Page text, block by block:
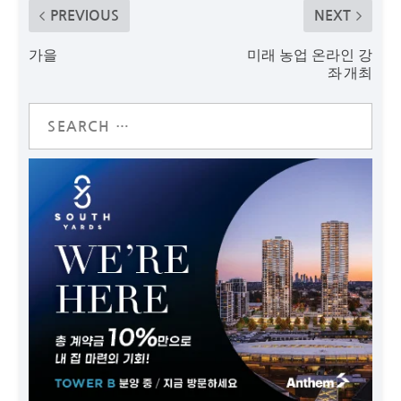
PREVIOUS
가을
NEXT
미래 농업 온라인 강
좌 개최